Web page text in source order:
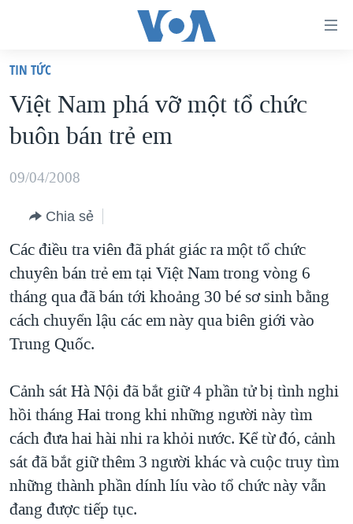
truy
cập
Tới
dung
chính
điều
hướng
chính
Đi
tới
VIỆT NAM
HOA KỲ
BIỂN ĐÔNG
BLOG
DIỄN ĐÀN
MỤC
TỰ DO BÁO CHÍ
VẠCH TRẦN TIN GIẢ
ĐỜI SỐNG
KINH TẾ
KHOA HỌC
SỨC KHOẺ
VĂN HOÁ
CHUYÊN ĐỀ
CHIẾN TRANH THƯƠNG MẠI CỦA MỸ: QUÁ KHỨ VÀ HIỆN
TẠI
HÀNH TRÌNH BẦU CỬ 2024
MỘT NĂM CHIẾN TRANH TẠI DẢI GAZA
GIẢI MÃ VÀNH ĐAI & CON ĐƯỜNG
NGÀY TỊ NẠN THẾ GIỚI
TRỊNH VĨNH BÌNH - NGƯỜI HẠ 'BÊN THẮNG CUỘC'
HỌC TIẾNG ANH
NGHE
MẠNG XÃ HỘI
Ngôn ngữ khác
TIN TỨC
Việt Nam phá vỡ một tổ chức
buôn bán trẻ em
09/04/2008
Chia sẻ
Các điều tra viên đã phát giác ra một tổ chức
chuyên bán trẻ em tại Việt Nam trong vòng 6
tháng qua đã bán tới khoảng 30 bé sơ sinh bằng
cách chuyển lậu các em này qua biên giới vào
Trung Quốc.
Cảnh sát Hà Nội đã bắt giữ 4 phần tử bị tình nghi
hồi tháng Hai trong khi những người này tìm
cách đưa hai hài nhi ra khỏi nước. Kể từ đó, cảnh
sát đã bắt giữ thêm 3 người khác và cuộc truy tìm
những thành phần dính líu vào tổ chức này vẫn
đang được tiếp tục.